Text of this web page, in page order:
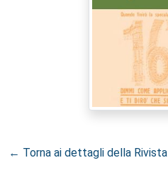
← Torna ai dettagli della Rivista